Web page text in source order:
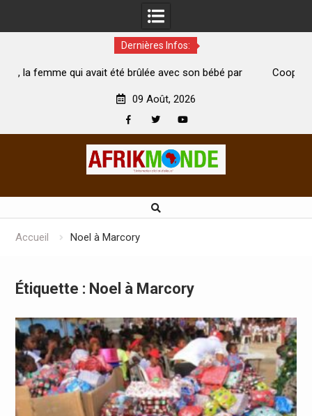
Dernières Infos:
été brûlée avec son bébé par
Coopération: Le ministre
09 Août, 2026
Accueil Noel à Marcory
Étiquette : Noel à Marcory